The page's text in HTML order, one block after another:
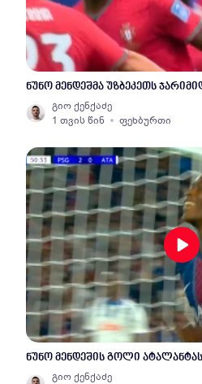
ნუნო მენდეშმა უზბეკეთს
გიო ქენქაძე
1 თვის წინ
ფეხბურთი
ნუნო მენდეშის გოლი
გიო ქენქაძე